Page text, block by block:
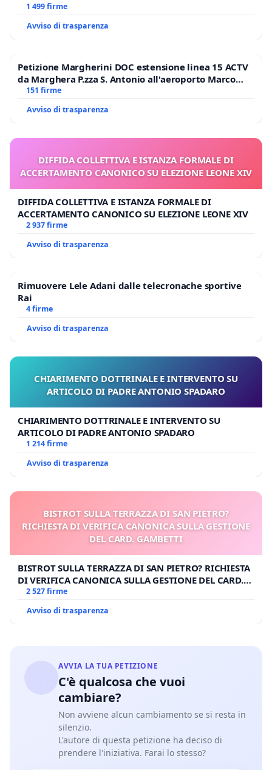
BENEDETTO XVI
1 499 firme
Avviso di trasparenza
Petizione Margherini DOC estensione linea 15 ACTV
da Marghera P.zza S. Antonio all'aeroporto Marco
Polo tariffa a € 1,50
151 firme
Avviso di trasparenza
DIFFIDA COLLETTIVA E ISTANZA FORMALE DI
ACCERTAMENTO CANONICO SU ELEZIONE LEONE XIV
DIFFIDA COLLETTIVA E ISTANZA FORMALE DI
ACCERTAMENTO CANONICO SU ELEZIONE LEONE XIV
2 937 firme
Avviso di trasparenza
Rimuovere Lele Adani dalle telecronache sportive
Rai
4 firme
Avviso di trasparenza
CHIARIMENTO DOTTRINALE E INTERVENTO SU
ARTICOLO DI PADRE ANTONIO SPADARO
CHIARIMENTO DOTTRINALE E INTERVENTO SU
ARTICOLO DI PADRE ANTONIO SPADARO
1 214 firme
Avviso di trasparenza
BISTROT SULLA TERRAZZA DI SAN PIETRO?
RICHIESTA DI VERIFICA CANONICA SULLA GESTIONE
DEL CARD. GAMBETTI
BISTROT SULLA TERRAZZA DI SAN PIETRO? RICHIESTA
DI VERIFICA CANONICA SULLA GESTIONE DEL CARD.
GAMBETTI
2 527 firme
Avviso di trasparenza
AVVIA LA TUA PETIZIONE
C'è qualcosa che vuoi
cambiare?
Non avviene alcun cambiamento se si resta in
silenzio.
L'autore di questa petizione ha deciso di
prendere l'iniziativa. Farai lo stesso?